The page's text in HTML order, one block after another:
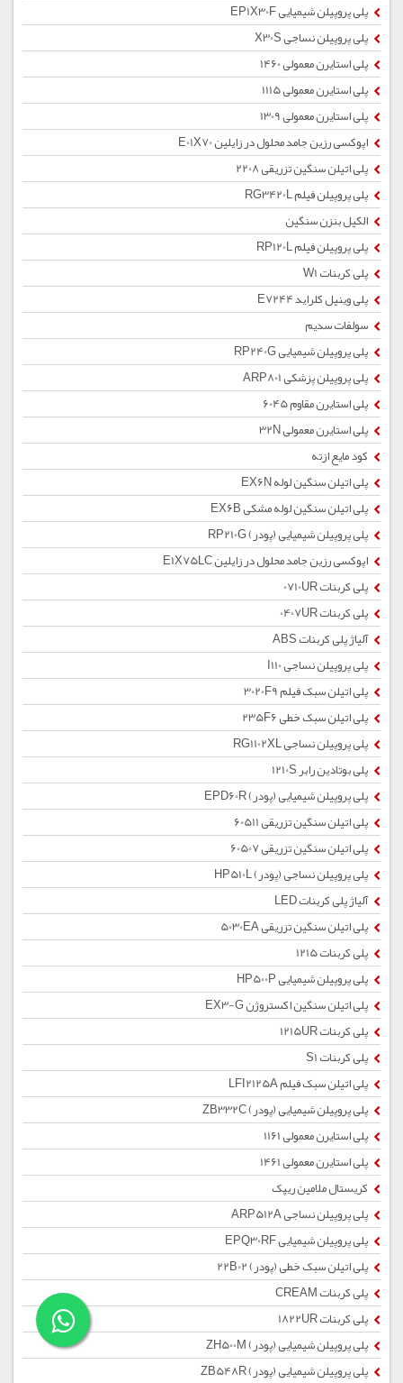
پلی پروپیلن شیمیایی EP1X30F
پلی پروپیلن نساجی X30S
پلی استایرن معمولی 1460
پلی استایرن معمولی 1115
پلی استایرن معمولی 1309
اپوکسی رزین جامد محلول در زایلین E01X70
پلی اتیلن سنگین تزریقی 2208
پلی پروپیلن فیلم RG3420L
الکیل بنزن سنگین
پلی پروپیلن فیلم RP120L
پلی کربنات W1
پلی وینیل کلراید E7244
سولفات سدیم
پلی پروپیلن شیمیایی RP240G
پلی پروپیلن پزشکی ARP801
پلی استایرن مقاوم 6045
پلی استایرن معمولی 32N
کود مایع ازته
پلی اتیلن سنگین لوله EX6N
پلی اتیلن سنگین لوله مشکی EX6B
پلی پروپیلن شیمیایی (پودر) RP210G
اپوکسی رزین جامد محلول در زایلین E1X75LC
پلی کربنات 0710UR
پلی کربنات 0407UR
آلیاژ پلی کربنات ABS
پلی پروپیلن نساجی I110
پلی اتیلن سبک فیلم 3020F9
پلی اتیلن سبک خطی 235F6
پلی پروپیلن نساجی RG1102XL
پلی بوتادین رابر 1210S
پلی پروپیلن شیمیایی (پودر) EPD60R
پلی اتیلن سنگین تزریقی 60511
پلی اتیلن سنگین تزریقی 60507
پلی پروپیلن نساجی (پودر) HP510L
آلیاژ پلی کربنات LED
پلی اتیلن سنگین تزریقی 5030EA
پلی کربنات 1215
پلی پروپیلن شیمیایی HP500P
پلی اتیلن سنگین اکستروژن EX3-G
پلی کربنات 1215UR
پلی کربنات S1
پلی اتیلن سبک فیلم LFI2125A
پلی پروپیلن شیمیایی (پودر) ZB332C
پلی استایرن معمولی 1161
پلی استایرن معمولی 1461
کریستال ملامین ریپک
پلی پروپیلن نساجی ARP512A
پلی پروپیلن شیمیایی EPQ30RF
پلی اتیلن سبک خطی (پودر) 22B02
پلی کربنات CREAM
پلی کربنات 1822UR
پلی پروپیلن شیمیایی (پودر) ZH500M
پلی پروپیلن شیمیایی (پودر) ZB548R